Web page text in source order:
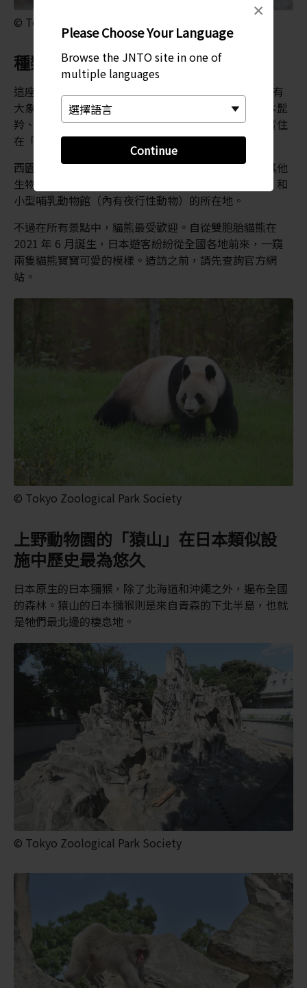
Please Choose Your Language
Browse the JNTO site in one of
multiple languages
Continue
×
© Tokyo Zoological Park Society
種類繁多的晝行性與夜行性動物
這座 14.4 公頃（35.6 英畝）的動物園分為兩區。東園有
大象、大猩猩與老虎，以及獨特的原生動物，例如日本髭
羚、蝦夷鹿、北海道棕熊與稀有的鳥類。遊客還可欣賞住
在「猿山」的活潑猴子。
西園則有長頸鹿、袋鼠、河馬、霍加狓、指猴和許多其他
生物。另外，這裡也是小動物飼養所（兩棲爬蟲類館）和
小型哺乳動物館（內有夜行性動物）的所在地。
不過在所有景點中，貓熊最受歡迎。自從雙胞胎貓熊在
2021 年 6 月誕生，日本遊客紛紛從全國各地前來，一窺
兩隻貓熊寶寶可愛的模樣。造訪之前，請先查詢官方網
站。
© Tokyo Zoological Park Society
上野動物園的「猿山」在日本類似設
施中歷史最為悠久
日本原生的日本獼猴，除了北海道和沖繩之外，遍布全國
的森林。猿山的日本獼猴則是來自青森的下北半島，也就
是牠們最北邊的棲息地。
© Tokyo Zoological Park Society